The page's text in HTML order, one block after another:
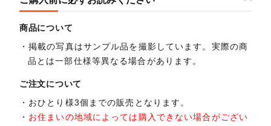
商品について
掲載の写真はサンプル品を撮影しています。実際の商
品とは一部仕様等異なる場合があります。
ご注文について
おひとり様3個までの販売となります。
お住まいの地域によっては購入できない場合がござい